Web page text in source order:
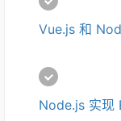
Vue.js 和